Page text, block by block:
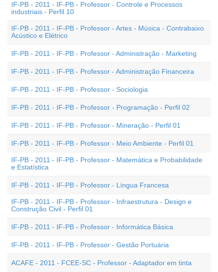
IF-PB - 2011 - IF-PB - Professor - Controle e Processos
industriais - Perfil 10
IF-PB - 2011 - IF-PB - Professor - Artes - Música - Contrabaixo
Acústico e Elétrico
IF-PB - 2011 - IF-PB - Professor - Administração - Marketing
IF-PB - 2011 - IF-PB - Professor - Administração Financeira
IF-PB - 2011 - IF-PB - Professor - Sociologia
IF-PB - 2011 - IF-PB - Professor - Programação - Perfil 02
IF-PB - 2011 - IF-PB - Professor - Mineração - Perfil 01
IF-PB - 2011 - IF-PB - Professor - Meio Ambiente - Perfil 01
IF-PB - 2011 - IF-PB - Professor - Matemática e Probabilidade
e Estatística
IF-PB - 2011 - IF-PB - Professor - Língua Francesa
IF-PB - 2011 - IF-PB - Professor - Infraestrutura - Design e
Construção Civil - Perfil 01
IF-PB - 2011 - IF-PB - Professor - Informática Básica
IF-PB - 2011 - IF-PB - Professor - Gestão Portuária
ACAFE - 2011 - FCEE-SC - Professor - Adaptador em tinta